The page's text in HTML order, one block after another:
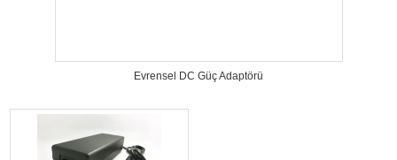
Evrensel DC Güç Adaptörü